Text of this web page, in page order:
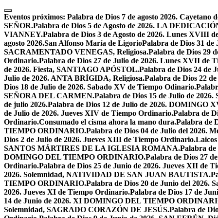
Skip
to
content
Eventos próximos: Palabra de Dios 7 de agosto 2026. Cayetano
SEÑOR.Palabra de Dios 5 de Agosto de 2026. LA
VIANNEY.Palabra de Dios 3 de Agosto de 2026. Lunes XVIII
agosto 2026.San Alfonso María de LigorioPalabra de Dios 31
SACRAMENTADO VENEGAS, Religiosa.Palabra de Dios 29
Ordinario.Palabra de Dios 27 de Julio de 2026. Lunes XVII de
de 2026. Fiesta, SANTIAGO APÓSTOL.Palabra de Dios 24 de
Julio de 2026. ANTA BRÍGIDA, Religiosa.Palabra de Dios 22
Dios 18 de Julio de 2026. Sabado XV de Tiempo Odinario.
SEÑORA DEL CARMEN.Palabra de Dios 15 de Julio de
de julio 2026.Palabra de Dios 12 de Julio de 2026.
de Julio de 2026. Jueves XIV de Tiempo Ordinario.Palabra de
Ordinario.Consumado el cisma ahora la mano dura.Palabra de
TIEMPO ORDINARIO.Palabra de Dios 04 de Julio del 2026.
Dios 2 de Julio de 2026. Jueves XIII de Tiempo Ordinario.
SANTOS MÁRTIRES DE LA IGLESIA ROMANA.Palabra de
DOMINGO DEL TIEMPO ORDINARIO.Palabra de Dios 27
Ordinario.Palabra de Dios 25 de Junio de 2026. Jueves XII de
2026. Solemnidad, NATIVIDAD DE SAN JUAN BAUTISTA.
TIEMPO ORDINARIO.Palabra de Dios 20 de Junio del 2026.
2026. Jueves XI de Tiempo Ordinario.Palabra de Dios 17 de
14 de Junio de 2026. XI DOMINGO DEL TIEMPO
Solemnidad, SAGRADO CORAZÓN DE JESÚS.Palabra de